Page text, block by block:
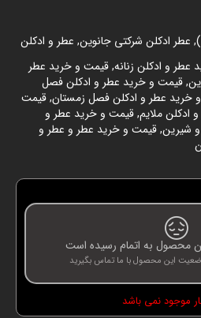
, عطر ادکلن شرکتی جانوین, عطر و ادکلن
و ادکلن زنانه,قیمت و خرید عطر
,قیمت و خرید عطر و ادکلن فصل
خرید عطر و ادکلن فصل زمستان,قیمت
ادکلن ملایم,قیمت و خرید عطر و
و شیرین,قیمت و خرید عطر و عطر و
محصول به اتمام رسیده است
این محصول با ما تماس بگیرید
موجود نمی باشد